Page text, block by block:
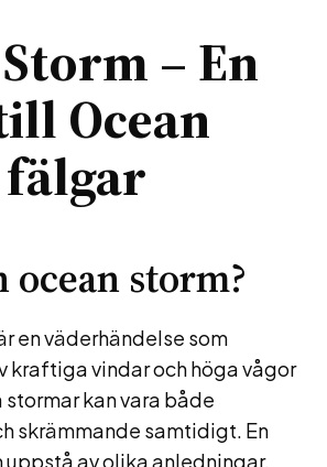
– En
Ocean
ocean storm?
en väderhändelse som
kraftiga vindar och höga vågor
stormar kan vara både
skrämmande samtidigt. En
uppstå av olika anledningar,